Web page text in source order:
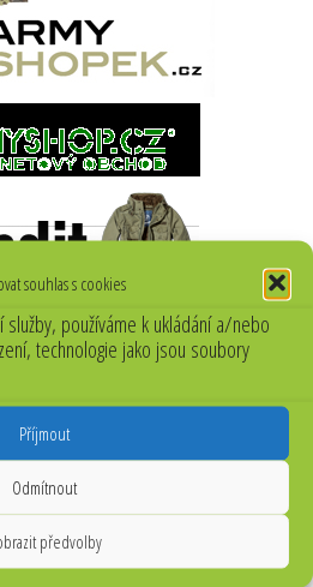
souhlas s cookies
používáme k ukládání a/nebo
technologie jako jsou soubory
Příjmout
Odmítnout
předvolby